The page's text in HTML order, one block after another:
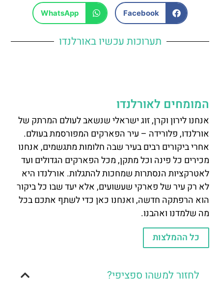
Facebook
WhatsApp
תערוכות עכשיו באורלנדו
המומחים לאורלנדו
אנחנו לירון וקרן, זוג ישראלי שנשאב לעולם המרתק של
אורלנדו, פלורידה – עיר הפארקים המפורסמת בעולם.
אחרי ביקורים רבים בעיר שבה חלומות מתגשמים, אנחנו
מכירים כל פינה וכל מתקן, מכל הפארקים הגדולים ועד
לאטרקציות הנסתרות שמחכות להתגלות. אורלנדו היא
לא רק עיר של פארקי שעשועים, אלא יעד שבו כל ביקור
הוא הרפתקה חדשה, ואנחנו כאן כדי לשתף אתכם בכל
מה שלמדנו ואהבנו.
כל ההמלצות
לחזור למשהו ספציפי?